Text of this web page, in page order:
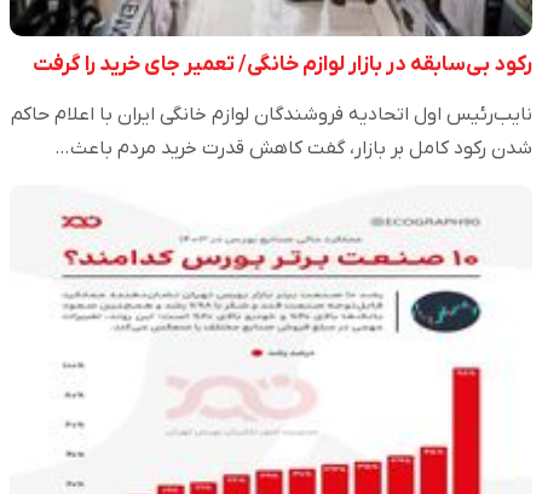
رکود بی‌سابقه در بازار لوازم خانگی/ تعمیر جای خرید را گرفت
نایب‌رئیس اول اتحادیه فروشندگان لوازم خانگی ایران با اعلام حاکم
شدن رکود کامل بر بازار، گفت کاهش قدرت خرید مردم باعث…